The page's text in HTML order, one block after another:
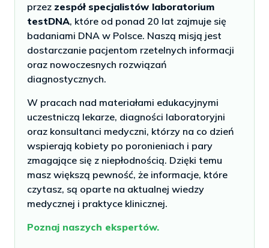
przez zespół specjalistów laboratorium
testDNA, które od ponad 20 lat zajmuje się
badaniami DNA w Polsce. Naszą misją jest
dostarczanie pacjentom rzetelnych informacji
oraz nowoczesnych rozwiązań
diagnostycznych.
W pracach nad materiałami edukacyjnymi
uczestniczą lekarze, diagności laboratoryjni
oraz konsultanci medyczni, którzy na co dzień
wspierają kobiety po poronieniach i pary
zmagające się z niepłodnością. Dzięki temu
masz większą pewność, że informacje, które
czytasz, są oparte na aktualnej wiedzy
medycznej i praktyce klinicznej.
Poznaj naszych ekspertów.